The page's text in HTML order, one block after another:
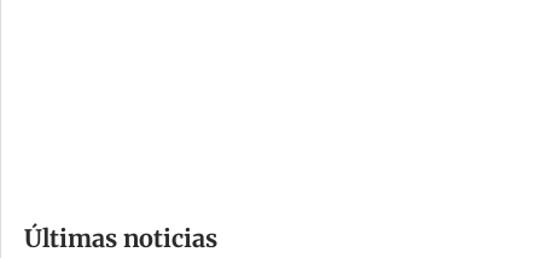
m
Últimas noticias